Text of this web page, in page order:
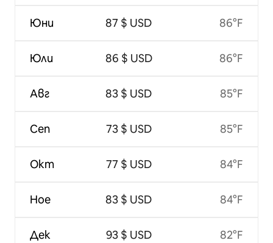
Юни
Юли
Авг
Сеп
Окт
Ное
Дек
87 $ USD
86 $ USD
83 $ USD
73 $ USD
77 $ USD
83 $ USD
93 $ USD
86°F
86°F
85°F
85°F
84°F
84°F
82°F